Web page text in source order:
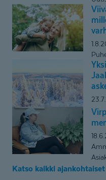
asemaansa
kasvavilla
silmäterveyden
markkinoilla
Viivästynyt
puheenkehitys
–
milloin
miksi
varhainen
tuki
on
tärkeää?
Viivästynyt puheenkehitys –
hyppy
muutti
kaiken
nyt
Jaakko
Simonen
arkea
Yksi hyppy muutti kaiken – nyt
Virpi
oli
vuosia
työttömänä
ja
Virpi oli vuosia työttömänä – ja
Katso kaikki ajankohtaiset